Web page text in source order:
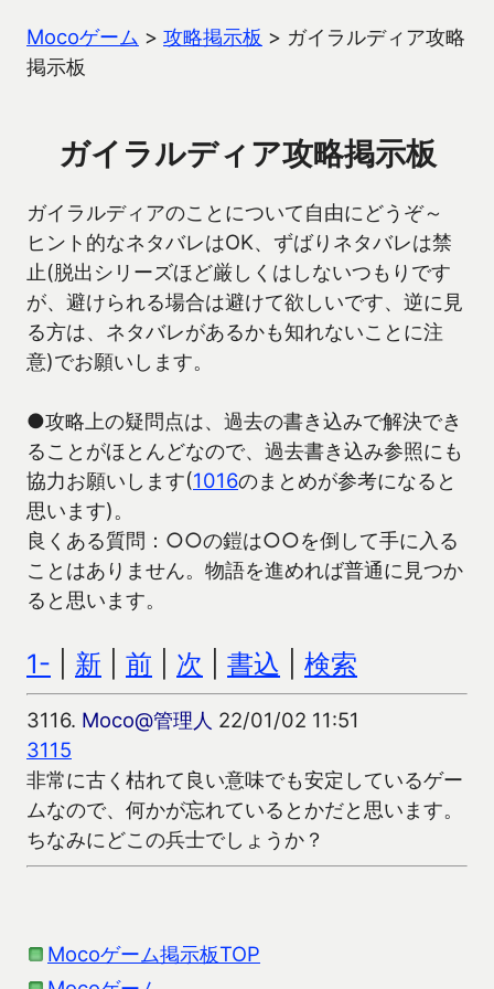
Mocoゲーム > 攻略掲示板 > ガイラルディア攻略
掲示板
ガイラルディア攻略掲示板
ガイラルディアのことについて自由にどうぞ～
ヒント的なネタバレはOK、ずばりネタバレは禁
止(脱出シリーズほど厳しくはしないつもりです
が、避けられる場合は避けて欲しいです、逆に見
る方は、ネタバレがあるかも知れないことに注
意)でお願いします。
●攻略上の疑問点は、過去の書き込みで解決でき
ることがほとんどなので、過去書き込み参照にも
協力お願いします(1016のまとめが参考になると
思います)。
良くある質問：○○の鎧は○○を倒して手に入る
ことはありません。物語を進めれば普通に見つか
ると思います。
1- 新 前 次 書込 検索
3116. Moco@管理人 22/01/02 11:51
3115
非常に古く枯れて良い意味でも安定しているゲー
ムなので、何かが忘れているとかだと思います。
ちなみにどこの兵士でしょうか？
Mocoゲーム掲示板TOP